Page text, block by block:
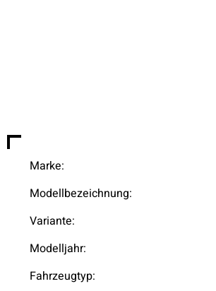
Marke:
Modellbezeichnung:
Variante:
Modelljahr:
Fahrzeugtyp: